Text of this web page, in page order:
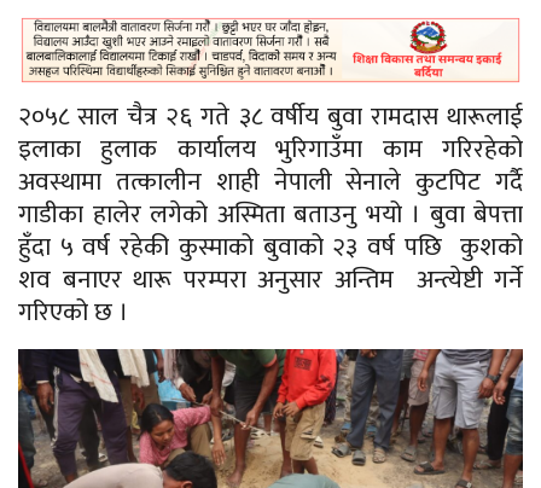
२०५८ साल चैत्र २६ गते ३८ वर्षीय बुवा रामदास थारूलाई
इलाका हुलाक कार्यालय भुरिगाउँमा काम गरिरहेको
अवस्थामा तत्कालीन शाही नेपाली सेनाले कुटपिट गर्दै
गाडीका हालेर लगेको अस्मिता बताउनु भयो । बुवा बेपत्ता
हुँदा ५ वर्ष रहेकी कुस्माको बुवाको २३ वर्ष पछि कुशको
शव बनाएर थारू परम्परा अनुसार अन्तिम अन्त्येष्टी गर्ने
गरिएको छ ।